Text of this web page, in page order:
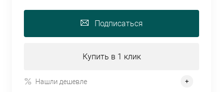
Подписаться
Купить в 1 клик
Нашли дешевле